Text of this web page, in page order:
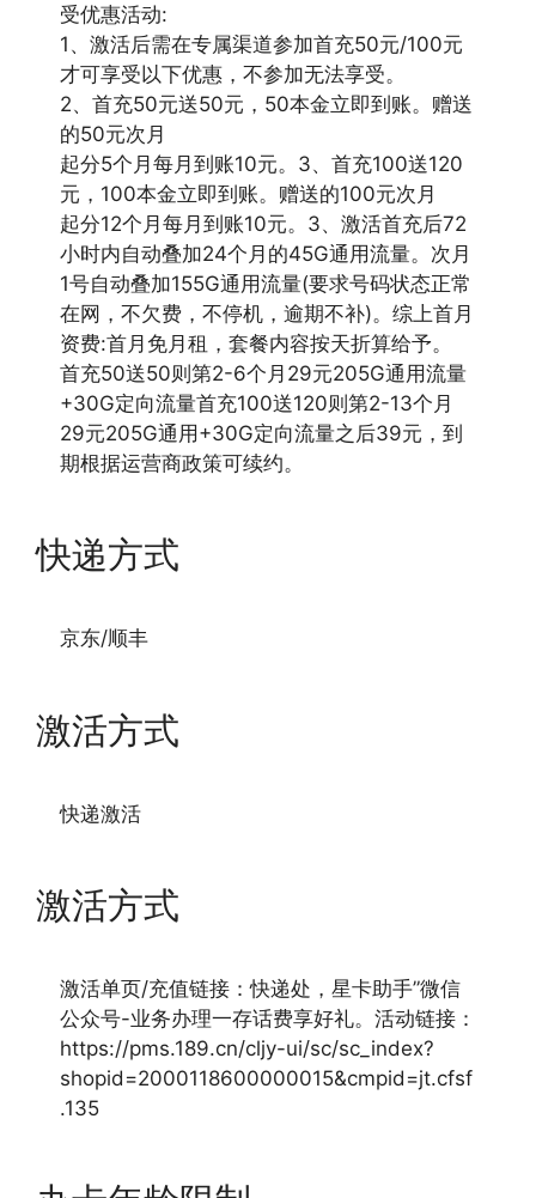
受优惠活动:
1、激活后需在专属渠道参加首充50元/100元
才可享受以下优惠，不参加无法享受。
2、首充50元送50元，50本金立即到账。赠送
的50元次月
起分5个月每月到账10元。3、首充100送120
元，100本金立即到账。赠送的100元次月
起分12个月每月到账10元。3、激活首充后72
小时内自动叠加24个月的45G通用流量。次月
1号自动叠加155G通用流量(要求号码状态正常
在网，不欠费，不停机，逾期不补)。综上首月
资费:首月免月租，套餐内容按天折算给予。
首充50送50则第2-6个月29元205G通用流量
+30G定向流量首充100送120则第2-13个月
29元205G通用+30G定向流量之后39元，到
期根据运营商政策可续约。
快递方式
京东/顺丰
激活方式
快递激活
激活方式
激活单页/充值链接：快递处，星卡助手”微信
公众号-业务办理一存话费享好礼。活动链接：
https://pms.189.cn/cljy-ui/sc/sc_index?
shopid=2000118600000015&cmpid=jt.cfsf
.135